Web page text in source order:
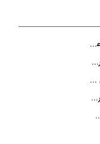
شروع عملیات آسفالت ۵ پروژه راه ‌روستایی با اعتبار ۳۷۰ میلیاردی در گیلان
نظارت بامدادی بر آسفالت‌ریزی رشت؛ تأکید شهردار و بازرس کل بر کیفیت اجرای پروژه‌ها
شب‌های عمرانی رشت ادامه دارد؛ اجرای همزمان آسفالت‌ریزی در پنج منطقه شهری
بازدید معاون آب منطقه‌ای گیلان از سد شهربیجار برای تداوم تأمین آب شرب استان
بازدید بامدادی شهردار رشت از طرح آسفالت‌ریزی گسترده در مناطق پنج‌گانه